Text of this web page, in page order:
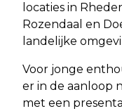
locaties in
Rozendaal en
landelijke
Voor jonge
er in de aanloop
met een